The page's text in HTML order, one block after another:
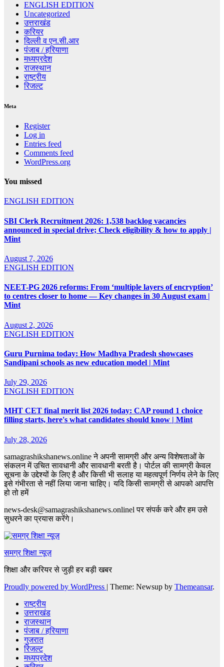
ENGLISH EDITION
Uncategorized
उत्तराखंड
करियर
दिल्ली व एन.सी.आर
पंजाब / हरियाणा
मध्यप्रदेश
राजस्थान
राष्ट्रीय
रिजल्ट
Meta
Register
Log in
Entries feed
Comments feed
WordPress.org
You missed
ENGLISH EDITION
SBI Clerk Recruitment 2026: 1,538 backlog vacancies
announced in special drive; Check eligibility & how to apply |
Mint
August 7, 2026
ENGLISH EDITION
NEET-PG 2026 reforms: From ‘multiple layers of encryption’
to centres closer to home — Key changes in 30 August exam |
Mint
August 2, 2026
ENGLISH EDITION
Guru Purnima today: How Madhya Pradesh showcases
Sandipani schools as new education model | Mint
July 29, 2026
ENGLISH EDITION
MHT CET final merit list 2026 today: CAP round 1 choice
filling starts, here's what candidates should know | Mint
July 28, 2026
samagrashikshanews.online ने अपनी सामग्री और अन्य विशेषताओं के
संकलन में उचित सावधानी और सावधानी बरती है। पोर्टल की सामग्री केवल
सूचना के उद्देश्यों के लिए है और किसी भी सलाह या महत्वपूर्ण निर्णय लेने के लिए
इसे गंभीरता से नहीं लिया जाना चाहिए। यदि किसी सामग्री से आपको आपत्ति
हो तो हमें
news-desk@samagrashikshanews.onlinel पर संपर्क करे और हम उसे
सुधरने का प्रयास करेंगे।
समग्र शिक्षा न्यूज़
शिक्षा और करियर से जुड़ी हर बड़ी खबर
Proudly powered by WordPress | Theme: Newsup by Themeansar.
राष्ट्रीय
उत्तराखंड
राजस्थान
पंजाब / हरियाणा
गुजरात
रिजल्ट
मध्यप्रदेश